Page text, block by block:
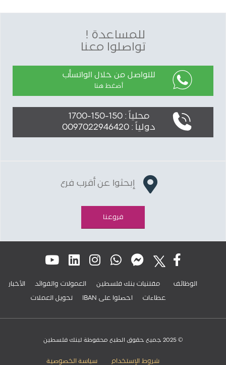
للمساعدة !
تواصلوا معنا
للتواصل من خلال الواتسأب
أضغط هنا
محلياً : 150-150-1700
دولياً : 0097022946420
إبحثوا عن أقرب فرع
فروعنا
الوظائف مقتنيات بنك فلسطين العمولات والفوائد الأخبار
عطاءات IBAN احصلوا على تحويل العملات
© 2025 جميع حقوق الطبع محفوظة لبنك فلسطين
شروط الإستخدام سياسة الخصوصية